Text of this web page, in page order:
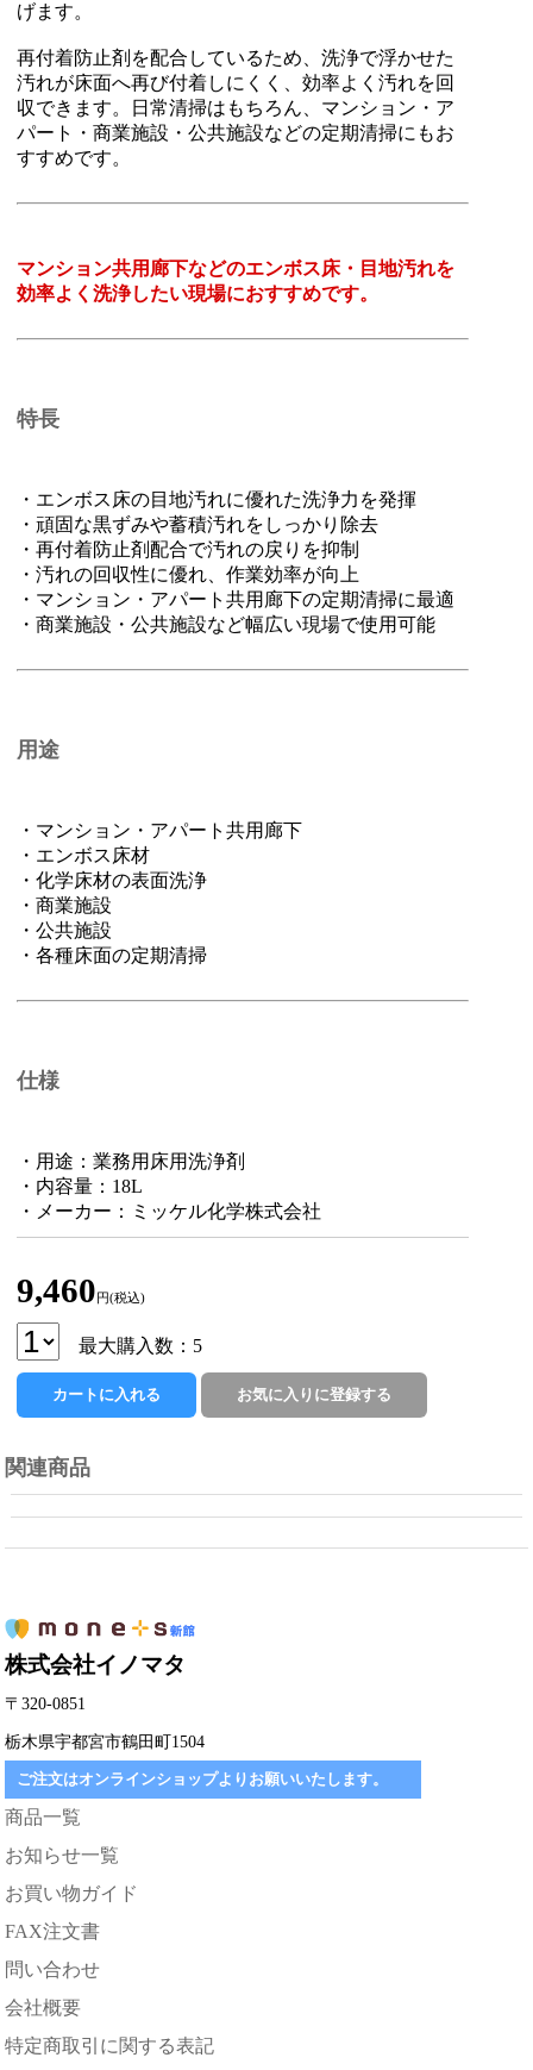
げます。
再付着防止剤を配合しているため、洗浄で浮かせた
汚れが床面へ再び付着しにくく、効率よく汚れを回
収できます。日常清掃はもちろん、マンション・ア
パート・商業施設・公共施設などの定期清掃にもお
すすめです。
マンション共用廊下などのエンボス床・目地汚れを
効率よく洗浄したい現場におすすめです。
特長
・エンボス床の目地汚れに優れた洗浄力を発揮
・頑固な黒ずみや蓄積汚れをしっかり除去
・再付着防止剤配合で汚れの戻りを抑制
・汚れの回収性に優れ、作業効率が向上
・マンション・アパート共用廊下の定期清掃に最適
・商業施設・公共施設など幅広い現場で使用可能
用途
・マンション・アパート共用廊下
・エンボス床材
・化学床材の表面洗浄
・商業施設
・公共施設
・各種床面の定期清掃
仕様
・用途：業務用床用洗浄剤
・内容量：18L
・メーカー：ミッケル化学株式会社
9,460 円(税込)
最大購入数：5
関連商品
株式会社イノマタ
〒320-0851
栃木県宇都宮市鶴田町1504
ご注文はオンラインショップよりお願いいたします。
商品一覧
お知らせ一覧
お買い物ガイド
FAX注文書
問い合わせ
会社概要
特定商取引に関する表記